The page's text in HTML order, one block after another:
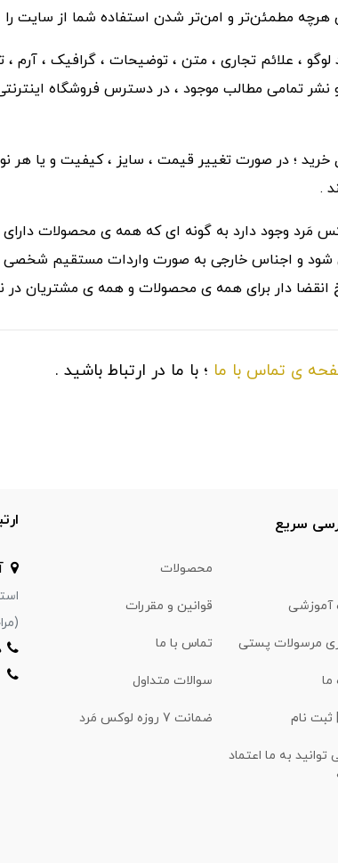
هرچه مطمئن‏‌تر و امن‏‌تر شدن استفاده شما از سایت
، علائم تجاری ، متن ، توضیحات ، گرافیک ، آرم ،
تمامی مطالب موجود ، در دسترس فروشگاه
؛ در صورت تغییر قیمت ، سایز ، کیفیت و یا هر نوع
.
وجود دارد به گونه ای که همه ی محصولات دارای
شود و اجناس خارجی به صورت واردات مستقیم شخصی
انقضا دار برای همه ی محصولات و همه ی مشتریان
ی تماس با ما ؛ با ما در ارتباط باشید .
سریع
محصولات
آموزشی قوانین و مقررات
مرسولات پستی تماس با ما
ما سوالات متداول
ثبت نام ضمانت 7 روزه لوکس مَرد
توانید به ما اعتماد